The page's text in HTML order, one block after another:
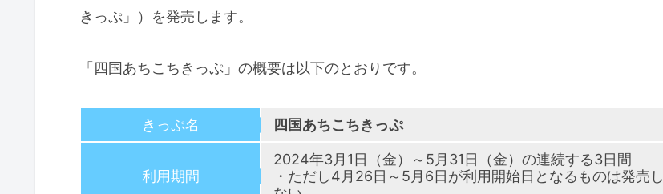
きっぷ」）を発売します。
「四国あちこちきっぷ」の概要は以下のとおりです。
きっぷ名 四国あちこちきっぷ
利用期間
2024年3月1日（金）～5月31日（金）の連続する3日間
・ただし4月26日～5月6日が利用開始日となるものは発売し